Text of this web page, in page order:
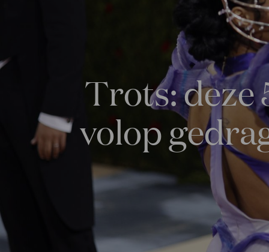
Trots: deze
volop